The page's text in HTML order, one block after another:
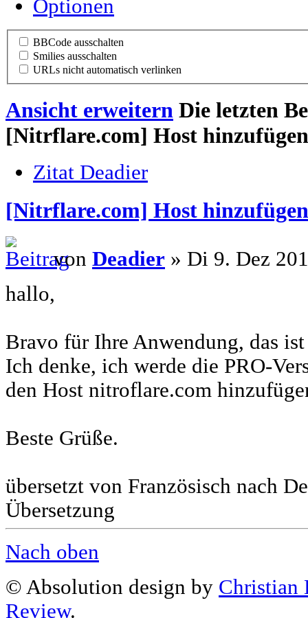
Optionen
BBCode ausschalten
Smilies ausschalten
URLs nicht automatisch verlinken
Ansicht erweitern Die letzten
[Nitrflare.com] Host hinzufügen
Zitat Deadier
[Nitrflare.com] Host hinzufügen
von Deadier » Di 9. Dez
hallo,
Bravo für Ihre Anwendung, das
Ich denke, ich werde die PRO-
den Host nitroflare.com
Beste Grüße.
übersetzt von Französisch nach
Übersetzung
Nach oben
© Absolution design by Christian
Review.